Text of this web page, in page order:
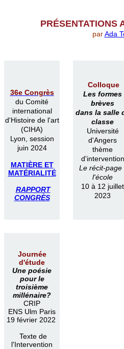
PRÉSENTATIONS
parAda
36e Congrès
du Comité
international
d'Histoire de l'art
(CIHA)
Lyon, session
juin 2024
MATIÈRE ET
MATÉRIALITÉ
RAPPORT
CONGRÈS
Colloque
Les formes
brèves
dans la salle
classe
Université
d'Angers
thème
d'intervention
Le récit-page
l'école
10 à 12 juillet
2023
Journée
d'étude
Une poésie
pour le
troisième
millénaire?
CRIP
ENS Ulm Paris
19 février 2022
Texte de
l'Intervention